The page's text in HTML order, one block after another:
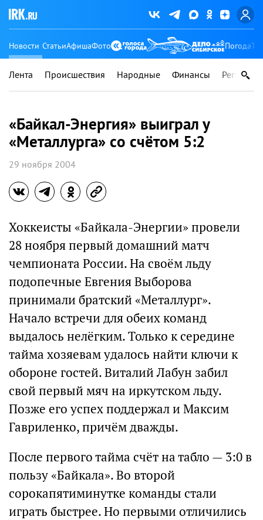
Новости СтатьиАфишаФото Погода
Лента Происшествия Народные Финансы Регионы
«Байкал-Энергия» выиграл у
«Металлурга» со счётом 5:2
29 ноября 2004
Хоккеисты «Байкала-Энергии» провели
28 ноября первый домашний матч
чемпионата России. На своём льду
подопечные Евгения Выборова
принимали братский «Металлург».
Начало встречи для обеих команд
выдалось нелёгким. Только к середине
тайма хозяевам удалось найти ключи к
обороне гостей. Виталий Лабун забил
свой первый мяч на иркутском льду.
Позже его успех поддержал и Максим
Гавриленко, причём дважды.
После первого тайма счёт на табло — 3:0 в
пользу «Байкала». Во второй
сорокапятиминутке команды стали
играть быстрее. Но первыми отличились